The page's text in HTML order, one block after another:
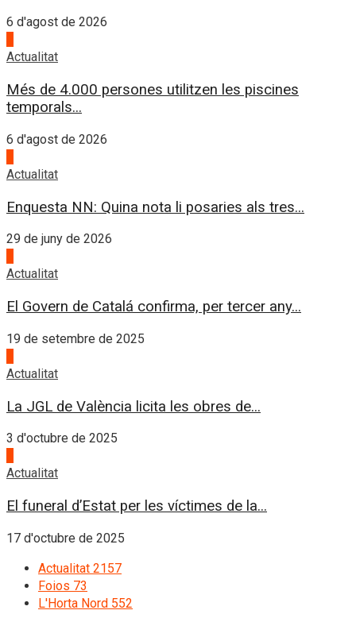
6 d'agost de 2026
Actualitat
Més de 4.000 persones utilitzen les piscines
temporals...
6 d'agost de 2026
Actualitat
Enquesta NN: Quina nota li posaries als tres...
29 de juny de 2026
Actualitat
El Govern de Catalá confirma, per tercer any...
19 de setembre de 2025
Actualitat
La JGL de València licita les obres de...
3 d'octubre de 2025
Actualitat
El funeral d’Estat per les víctimes de la...
17 d'octubre de 2025
Actualitat 2157
Foios 73
L'Horta Nord 552